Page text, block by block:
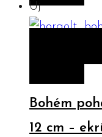
Új
Bohém
12 cm –